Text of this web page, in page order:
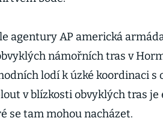
agentury AP americká
námořních tras v
lodí k úzké koordinaci s
v blízkosti obvyklých tras
se tam mohou nacházet.